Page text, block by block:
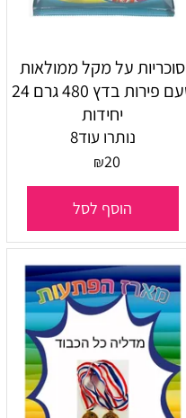
סוכריות על מקל ממולאות
טעם פירות בדץ 480 גרם 24
יחידות
נותרו עוד8
₪20
הוסף לסל